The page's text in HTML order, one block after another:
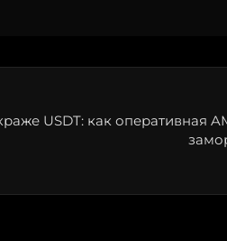
USDT: как оперативная